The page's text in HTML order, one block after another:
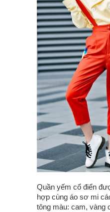
Quần yếm cổ điển
hợp cùng áo sơ mi
tông màu: cam, vàng